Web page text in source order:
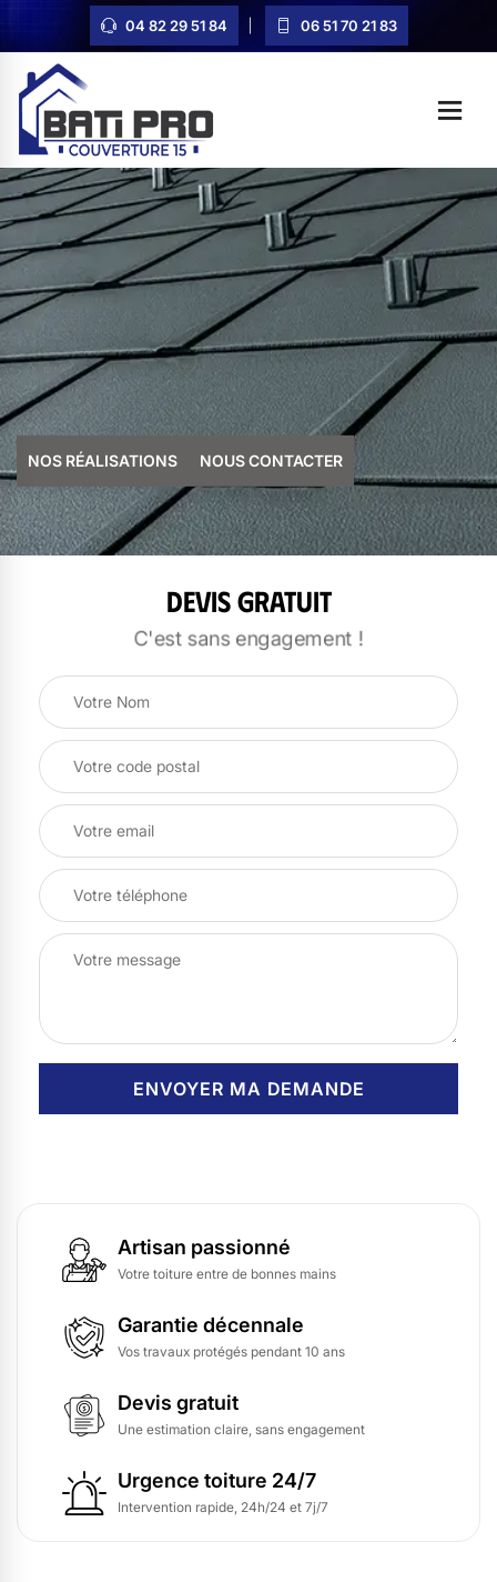
04 82 29 51 84 06 51 70 21 83
NOS RÉALISATIONS NOUS CONTACTER
Devis gratuit
C'est sans engagement !
Artisan passionné
Votre toiture entre de bonnes mains
Garantie décennale
Vos travaux protégés pendant 10 ans
Devis gratuit
Une estimation claire, sans engagement
Urgence toiture 24/7
Intervention rapide, 24h/24 et 7j/7